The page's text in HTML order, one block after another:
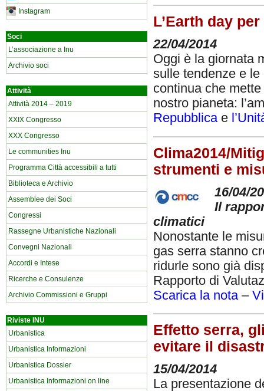
Instagram
Soci
L’associazione a Inu
Archivio soci
Attività
Attività 2014 – 2019
XXIX Congresso
XXX Congresso
Le communities Inu
Programma Città accessibili a tutti
Biblioteca e Archivio
Assemblee dei Soci
Congressi
Rassegne Urbanistiche Nazionali
Convegni Nazionali
Accordi e Intese
Ricerche e Consulenze
Archivio Commissioni e Gruppi
Riviste INU
Urbanistica
Urbanistica Informazioni
Urbanistica Dossier
Urbanistica Informazioni on line
L’Earth day
22/04/2014
Oggi è la giornata
sulle tendenze e
continua che
nostro pianeta:
Repubblicae
Clima2014/
strumenti e
16/04/
Il
climatici
Nonostante le
gas serra stanno
ridurle sono già
Rapporto di
Scarica la nota –
Effetto serra,
evitare il
15/04/2014
La presentazione